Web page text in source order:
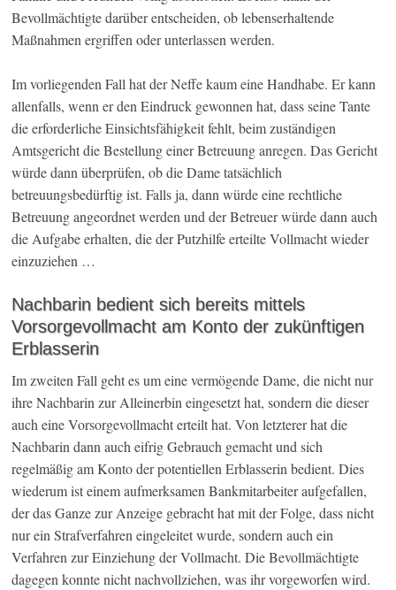
Bevollmächtigte darüber entscheiden, ob lebenserhaltende
Maßnahmen ergriffen oder unterlassen werden.
Im vorliegenden Fall hat der Neffe kaum eine Handhabe. Er kann
allenfalls, wenn er den Eindruck gewonnen hat, dass seine Tante
die erforderliche Einsichtsfähigkeit fehlt, beim zuständigen
Amtsgericht die Bestellung einer Betreuung anregen. Das Gericht
würde dann überprüfen, ob die Dame tatsächlich
betreuungsbedürftig ist. Falls ja, dann würde eine rechtliche
Betreuung angeordnet werden und der Betreuer würde dann auch
die Aufgabe erhalten, die der Putzhilfe erteilte Vollmacht wieder
einzuziehen …
Nachbarin bedient sich bereits mittels
Vorsorgevollmacht am Konto der zukünftigen
Erblasserin
Im zweiten Fall geht es um eine vermögende Dame, die nicht nur
ihre Nachbarin zur Alleinerbin eingesetzt hat, sondern die dieser
auch eine Vorsorgevollmacht erteilt hat. Von letzterer hat die
Nachbarin dann auch eifrig Gebrauch gemacht und sich
regelmäßig am Konto der potentiellen Erblasserin bedient. Dies
wiederum ist einem aufmerksamen Bankmitarbeiter aufgefallen,
der das Ganze zur Anzeige gebracht hat mit der Folge, dass nicht
nur ein Strafverfahren eingeleitet wurde, sondern auch ein
Verfahren zur Einziehung der Vollmacht. Die Bevollmächtigte
dagegen konnte nicht nachvollziehen, was ihr vorgeworfen wird.